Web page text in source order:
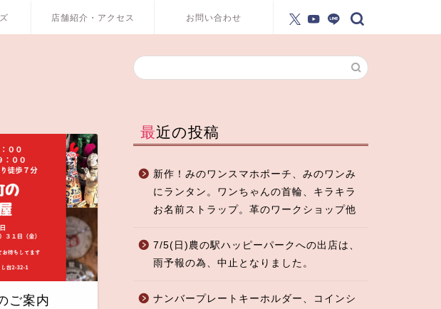
店舗紹介・アクセス お問い合わせ
ご案内
最近の投稿
新作！みのワンスマホポーチ、みのワンみ
にランタン。ワンちゃんの首輪、キラキラ
お名前ストラップ。革のワークショップ他
7/5(日)農の駅ハッピーパークへの出店は、
雨予報の為、中止となりました。
ナンバープレートキーホルダー、コインシ